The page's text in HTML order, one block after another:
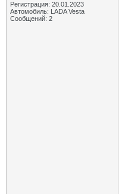
Регистрация: 20.01.2023
Автомобиль: LADA Vesta
Сообщений: 2